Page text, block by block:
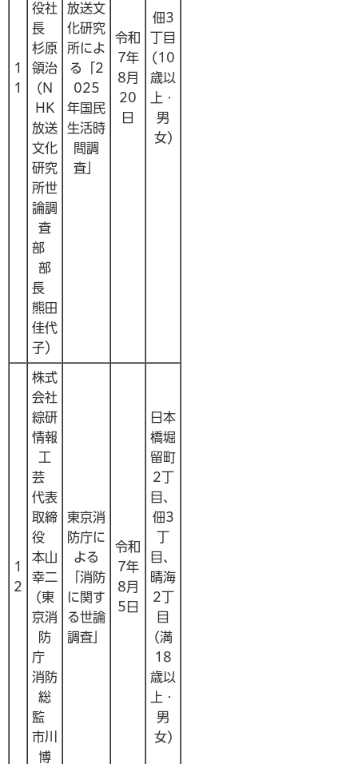
1
1
役社
長
杉原
領治
(N
HK
放送
文化
研究
所世
論調
査
部
部
長
熊田
佳代
子）
放送文
化研究
所によ
る「2
025
年国民
生活時
間調
査」
令和
7年
8月
20
日
佃3
丁目
(10
歳以
上・
男
女)
1
2
株式
会社
綜研
情報
工
芸
代表
取締
役
本山
幸二
(東
京消
防
庁
消防
総
監
市川
博
東京消
防庁に
よる
「消防
に関す
る世論
調査」
令和
7年
8月
5日
日本
橋堀
留町
2丁
目、
佃3
丁
目、
晴海
2丁
目
(満
18
歳以
上・
男
女)